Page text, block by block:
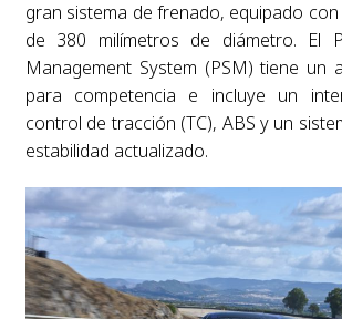
gran sistema de frenado, equipado
de 380 milímetros de diámetro. El
Management System (PSM) tiene un
para competencia e incluye un
control de tracción (TC), ABS y un
estabilidad actualizado.